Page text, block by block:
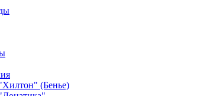
(Бенье)